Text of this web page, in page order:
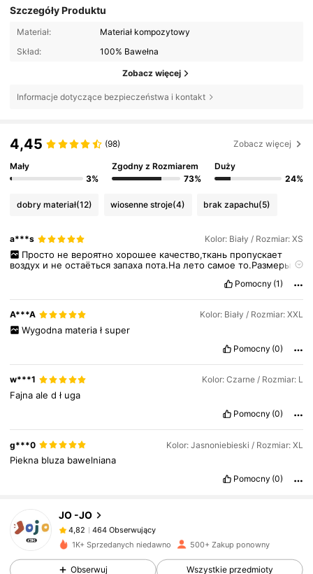
Szczegóły Produktu
Materiał:
Materiał kompozytowy
Skład:
100% Bawełna
Zobacz więcej
Informacje dotyczące bezpieczeństwa i kontakt
4,45 (98) Zobacz więcej
Mały
3%
Zgodny z Rozmiarem
73%
Duży
24%
dobry materiał(12) wiosenne stroje(4) brak zapachu(5)
a***s Kolor: Biały / Rozmiar: XS
Просто не вероятно хорошее качество,ткань пропускает
воздух и неостаётьсязапаха пота.На летосамоето.Размеры
Pomocny (1)
A***A Kolor: Biały / Rozmiar: XXL
Wygodna materia ł super
Pomocny (0)
w***1 Kolor: Czarne / Rozmiar: L
Fajnaaledł uga
Pomocny (0)
g***0 Kolor: Jasnoniebieski / Rozmiar: XL
Piekna bluza bawelniana
Pomocny (0)
JO -JO
4,82
464 Obserwujący
d***8zaobserwował(-a)23 godzin(y) temu
464 Obserwujący
1K+ Sprzedanych niedawno 500+ Zakup ponowny
Obserwuj Wszystkie przedmioty